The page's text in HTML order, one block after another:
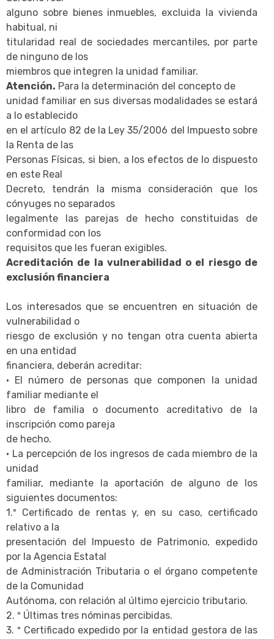
alguno sobre bienes inmuebles, excluida la vivienda
habitual, ni
titularidad real de sociedades mercantiles, por parte
de ninguno de los
miembros que integren la unidad familiar.
Atención. Para la determinación del concepto de
unidad familiar en sus diversas modalidades se estará
a lo establecido
en el artículo 82 de la Ley 35/2006 del Impuesto sobre
la Renta de las
Personas Físicas, si bien, a los efectos de lo dispuesto
en este Real
Decreto, tendrán la misma consideración que los
cónyuges no separados
legalmente las parejas de hecho constituidas de
conformidad con los
requisitos que les fueran exigibles.
Acreditación de la vulnerabilidad o el riesgo de
exclusión financiera
Los interesados que se encuentren en situación de
vulnerabilidad o
riesgo de exclusión y no tengan otra cuenta abierta
en una entidad
financiera, deberán acreditar:
· El número de personas que componen la unidad
familiar mediante el
libro de familia o documento acreditativo de la
inscripción como pareja
de hecho.
· La percepción de los ingresos de cada miembro de la
unidad
familiar, mediante la aportación de alguno de los
siguientes documentos:
1.º Certificado de rentas y, en su caso, certificado
relativo a la
presentación del Impuesto de Patrimonio, expedido
por la Agencia Estatal
de Administración Tributaria o el órgano competente
de la Comunidad
Autónoma, con relación al último ejercicio tributario.
2. º Últimas tres nóminas percibidas.
3. º Certificado expedido por la entidad gestora de las